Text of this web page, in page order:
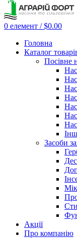
0 елемент / $0.00
Головна
Каталог
Посівне
Засоби
Акції
Про компанію